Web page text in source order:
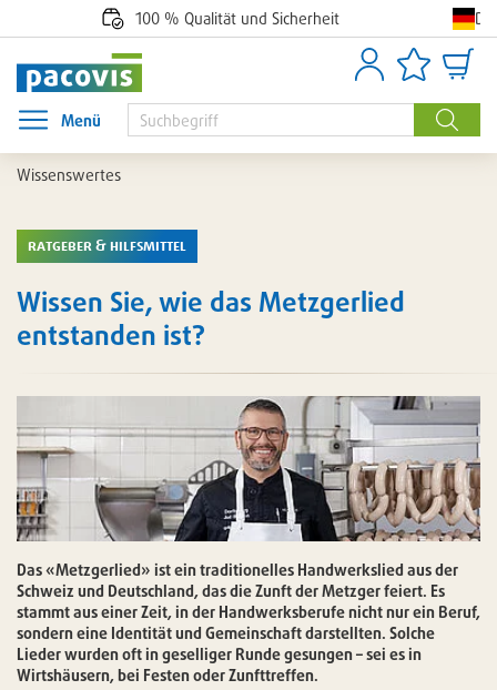
100 % Qualität und Sicherheit
Suche
AnmeldenArtikellisten
Menü
Menü öffnen
Wissenswertes
Wissen Sie, wie das Metzgerlied
entstanden ist?
ratgeber & hilfsmittel
Das «Metzgerlied» ist ein traditionelles Handwerkslied aus der
Schweiz und Deutschland, das die Zunft der Metzger feiert. Es
stammt aus einer Zeit, in der Handwerksberufe nicht nur ein Beruf,
sondern eine Identität und Gemeinschaft darstellten. Solche
Lieder wurden oft in geselliger Runde gesungen – sei es in
Wirtshäusern, bei Festen oder Zunfttreffen.